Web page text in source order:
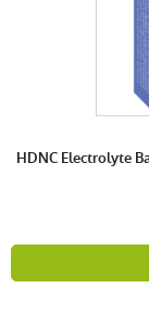
HDNC Electrolyte